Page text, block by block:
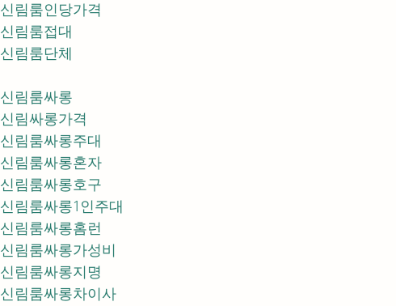
신림룸인당가격
신림룸접대
신림룸단체
신림룸싸롱
신림싸롱가격
신림룸싸롱주대
신림룸싸롱혼자
신림룸싸롱호구
신림룸싸롱1인주대
신림룸싸롱홈런
신림룸싸롱가성비
신림룸싸롱지명
신림룸싸롱차이사